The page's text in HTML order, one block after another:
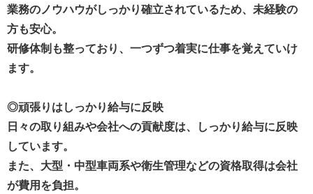
業務のノウハウがしっかり確立されているため、未経験の
方も安心。
研修体制も整っており、一つずつ着実に仕事を覚えていけ
ます。
◎頑張りはしっかり給与に反映
日々の取り組みや会社への貢献度は、しっかり給与に反映
しています。
また、大型・中型車両系や衛生管理などの資格取得は会社
が費用を負担。